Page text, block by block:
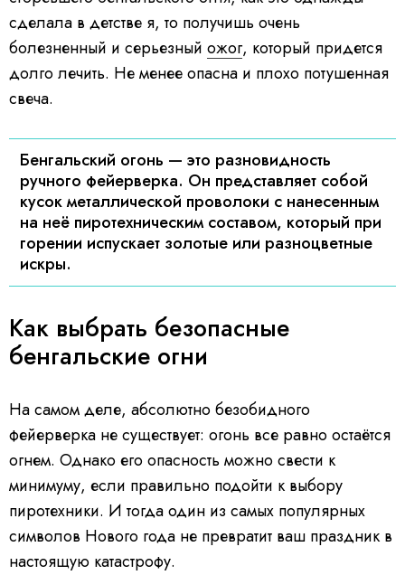
сделала в детстве я, то получишь очень
болезненный и серьезный ожог, который придется
долго лечить. Не менее опасна и плохо потушенная
свеча.
Бенгальский огонь — это разновидность
ручного фейерверка. Он представляет собой
кусок металлической проволоки с нанесенным
на неё пиротехническим составом, который при
горении испускает золотые или разноцветные
искры.
Как выбрать безопасные
бенгальские огни
На самом деле, абсолютно безобидного
фейерверка не существует: огонь все равно остаётся
огнем. Однако его опасность можно свести к
минимуму, если правильно подойти к выбору
пиротехники. И тогда один из самых популярных
символов Нового года не превратит ваш праздник в
настоящую катастрофу.